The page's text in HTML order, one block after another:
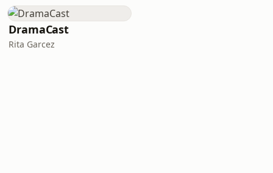
DramaCast
Rita Garcez